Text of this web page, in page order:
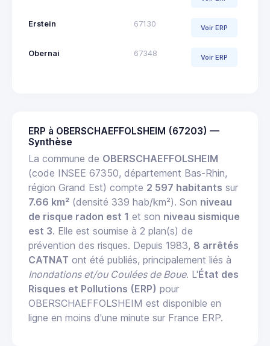
Erstein 67130 Voir ERP
Obernai 67348 Voir ERP
ERP à OBERSCHAEFFOLSHEIM (67203) —
Synthèse
La commune de OBERSCHAEFFOLSHEIM
(code INSEE 67350, département Bas-Rhin,
région Grand Est) compte 2 597 habitants sur
7.66 km² (densité 339 hab/km²). Son niveau
de risque radon est 1 et son niveau sismique
est 3. Elle est soumise à 2 plan(s) de
prévention des risques. Depuis 1983, 8 arrêtés
CATNAT ont été publiés, principalement liés à
Inondations et/ou Coulées de Boue. L'État des
Risques et Pollutions (ERP) pour
OBERSCHAEFFOLSHEIM est disponible en
ligne en moins d'une minute sur France ERP.